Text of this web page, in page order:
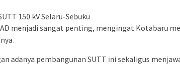
150 kV Selaru-Sebuku
menjadi sangat penting, mengingat Kotabaru
adanya pembangunan SUTT ini sekaligus